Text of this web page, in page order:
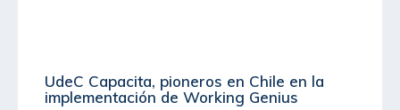
UdeC Capacita, pioneros en Chile en la
implementación de Working Genius